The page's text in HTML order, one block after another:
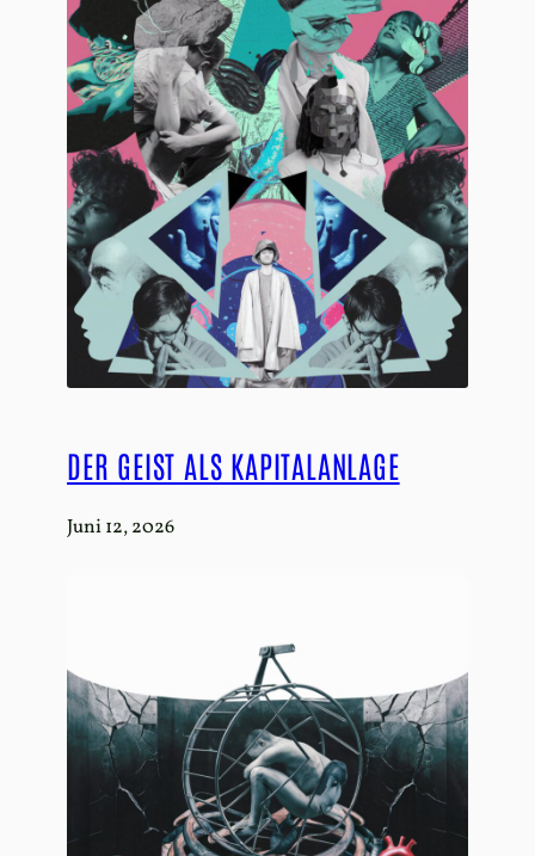
DER GEIST ALS KAPITALANLAGE
Juni 12, 2026